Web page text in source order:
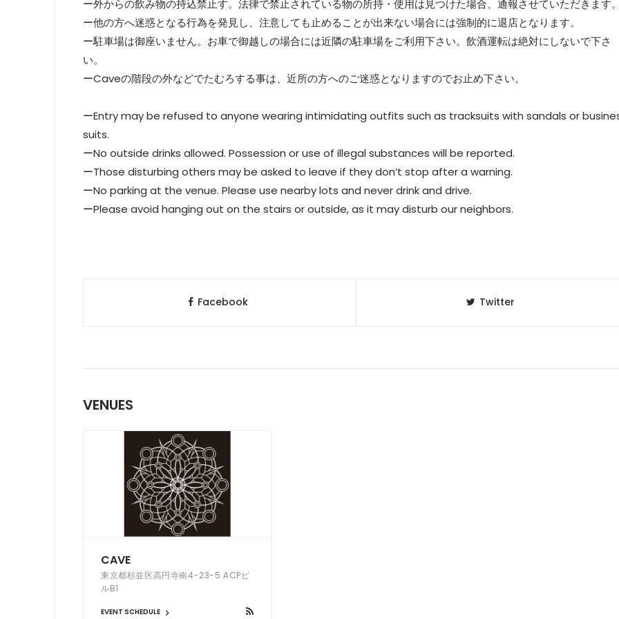
ー外からの飲み物の持込禁止す。法律で禁止されている物の所持・使用は見つけた場合、通報させていただきます
ー他の方へ迷惑となる行為を発見し、注意しても止めることが出来ない場合には強制的に退店となります。
ー駐車場は御座いません。お車で御越しの場合には近隣の駐車場をご利用下さい。飲酒運転は絶対にしないで下さ
い。
ーCaveの階段の外などでたむろする事は、近所の方へのご迷惑となりますのでお止め下さい。
ーEntry may be refused to anyone wearing intimidating outfits such as tracksuits with sandals or
suits.
ーNo outside drinks allowed. Possession or use of illegal substances will be reported.
ーThose disturbing others may be asked to leave if they don’t stop after a warning.
ーNo parking at the venue. Please use nearby lots and never drink and drive.
ーPlease avoid hanging out on the stairs or outside, as it may disturb our neighbors.
Facebook Twitter
VENUES
CAVE
東京都杉並区高円寺南4-23-5 ACPビ
ルB1
EVENT SCHEDULE